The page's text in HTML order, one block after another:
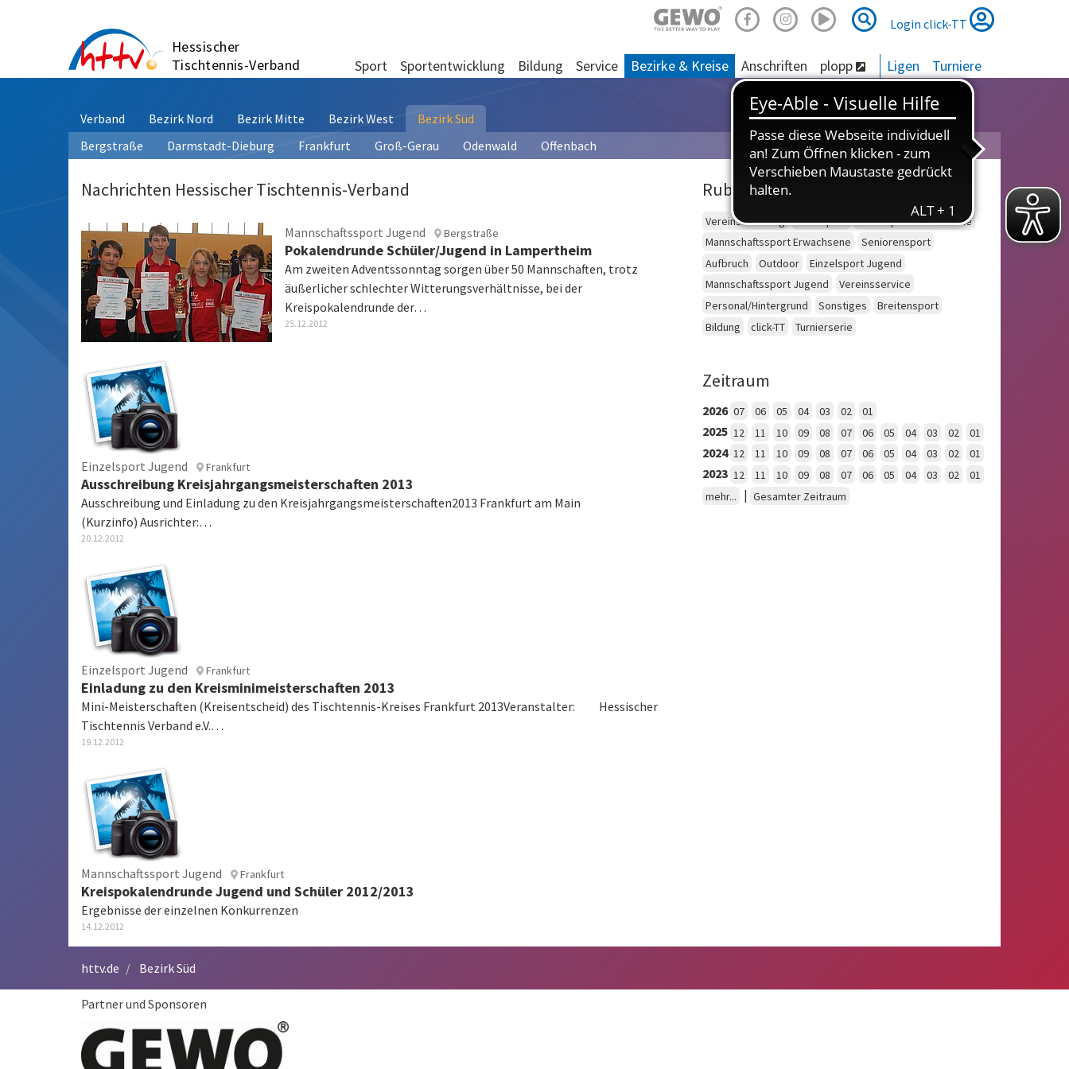
Hessischer
Tischtennis-Verband
Suche
Suche
Login click-TT
Sport Sportentwicklung Bildung Service Bezirke & Kreise Anschriften plopp Ligen Turniere
Verband Bezirk Nord Bezirk Mitte Bezirk West
Bezirk Süd
Bergstraße
Darmstadt-Dieburg Frankfurt Groß-Gerau Odenwald Offenbach
Nachrichten Hessischer Tischtennis-Verband
Mannschaftssport Jugend Bergstraße
Pokalendrunde Schüler/Jugend in Lampertheim
Am zweiten Adventssonntag sorgen über 50 Mannschaften, trotz
äußerlicher schlechter Witterungsverhältnisse, bei der
Kreispokalendrunde der…
25.12.2012
Einzelsport Jugend Frankfurt
Ausschreibung Kreisjahrgangsmeisterschaften 2013
Ausschreibung und Einladung zu den Kreisjahrgangsmeisterschaften2013 Frankfurt am Main
(Kurzinfo) Ausrichter:…
20.12.2012
Einzelsport Jugend Frankfurt
Einladung zu den Kreisminimeisterschaften 2013
Mini-Meisterschaften (Kreisentscheid) des Tischtennis-Kreises Frankfurt 2013Veranstalter: Hessischer
Tischtennis Verband e.V.…
19.12.2012
Mannschaftssport Jugend Frankfurt
Kreispokalendrunde Jugend und Schüler 2012/2013
Ergebnisse der einzelnen Konkurrenzen
14.12.2012
Rubriken
Vereinsberatung Schulsport
Einzelsport Erwachsene
Mannschaftssport Erwachsene
Seniorensport
Aufbruch
Outdoor
Einzelsport Jugend
Mannschaftssport Jugend
Vereinsservice
Personal/Hintergrund
Sonstiges
Breitensport
Bildung
click-TT Turnierserie
Zeitraum
2026 07 06 05 04 03 02 01
2025 12 11 10 09 08 07 06 05 04 03 02 01
2024 12 11 10 09 08 07 06 05 04 03 02 01
2023 12 11 10 09 08 07 06 05 04 03 02
01
mehr...
| Gesamter Zeitraum
httv.de Bezirk Süd
Partner und Sponsoren